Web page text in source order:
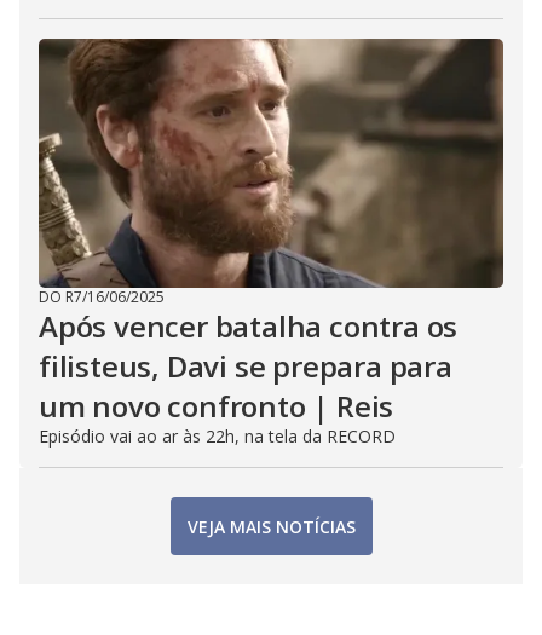
DO R7/16/06/2025
Após vencer batalha contra os
filisteus, Davi se prepara para
um novo confronto | Reis
Episódio vai ao ar às 22h, na tela da RECORD
VEJA MAIS NOTÍCIAS